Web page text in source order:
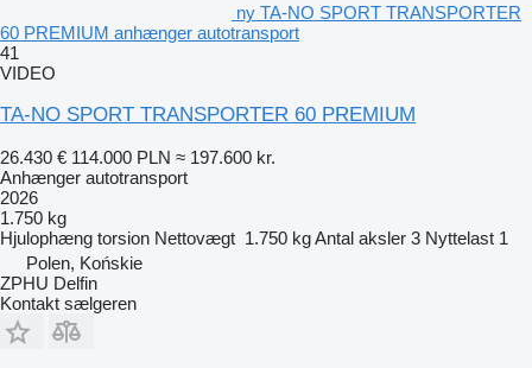
ny TA-NO SPORT TRANSPORTER
60 PREMIUM anhænger autotransport
41
VIDEO
TA-NO SPORT TRANSPORTER 60 PREMIUM
26.430 € 114.000 PLN ≈ 197.600 kr.
Anhænger autotransport
2026
1.750 kg
Hjulophæng torsion Nettovægt 1.750 kgAntal aksler 3 Nyttelast 1
Polen, Końskie
ZPHU Delfin
Kontakt sælgeren